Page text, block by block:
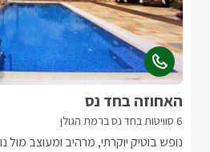
האחוזה בחד נס
6 סוויטות בחד נס ברמת הגולן
נופש בוטיק יוקרתי, מרהיב ומעוצב